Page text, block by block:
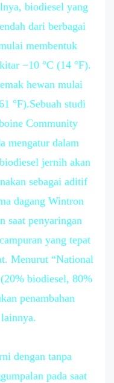
biodiesel yang
dari berbagai
membentuk
−10 °C (14 °F).
hewan mulai
°F).Sebuah studi
Community
mengatur dalam
jernih akan
sebagai aditif
dagang Wintron
saat penyaringan
yang tepat
Menurut “National
biodiesel, 80%
penambahan
dengan tanpa
pada saat